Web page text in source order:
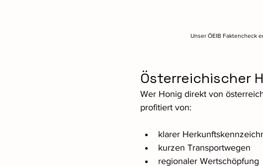
Unser ÖEIB Faktencheck
Österreichischer
Wer Honig direkt von
profitiert von:
klarer
kurzen Transportwegen
regionaler Wertschöpfung